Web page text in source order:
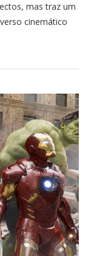
mas traz um
cinemático